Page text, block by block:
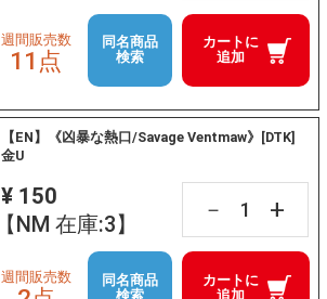
カートに
追加
週間販売数
11点
同名商品
検索
【EN】《凶暴な熱口/Savage Ventmaw》[DTK]
金U
¥ 150
【NM 在庫:3】
－ +
カートに
追加
週間販売数
同名商品
検索